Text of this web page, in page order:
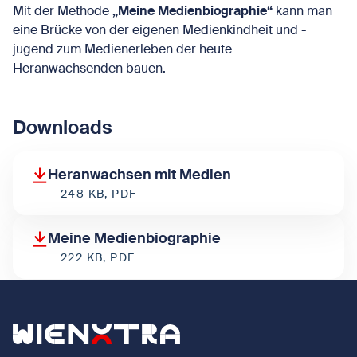
Mit der Methode„Meine Medienbiographie“ kann man
eine Brücke von der eigenen Medienkindheit und -
jugend zum Medienerleben der heute
Heranwachsenden bauen.
Downloads
Heranwachsen mit Medien
248 KB, PDF
Meine Medienbiographie
222 KB, PDF
Zurück zur Startseite